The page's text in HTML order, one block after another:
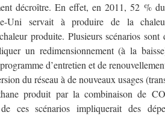
décroître. En effet, en 2011, 52 %
Uni servait à produire de la
produite. Plusieurs scénarios sont
un redimensionnement (à la
d’entretien et de
du réseau à de nouveaux usages
produit par la combinaison de
ces scénarios impliquerait des